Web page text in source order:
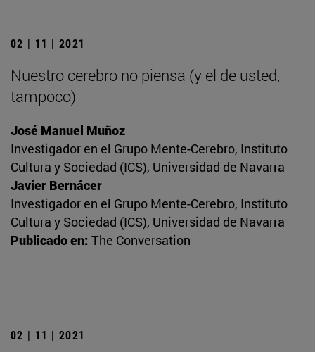
02 | 11 | 2021
Nuestro cerebro no piensa (y el de usted,
tampoco)
José Manuel Muñoz
Investigador en el Grupo Mente-Cerebro, Instituto
Cultura y Sociedad (ICS), Universidad de Navarra
Javier Bernácer
Investigador en el Grupo Mente-Cerebro, Instituto
Cultura y Sociedad (ICS), Universidad de Navarra
Publicado en: The Conversation
02 | 11 | 2021